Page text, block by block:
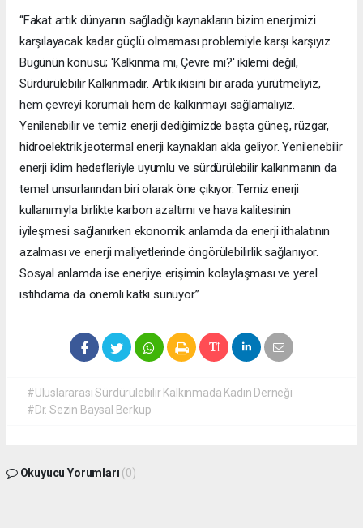
“Fakat artık dünyanın sağladığı kaynakların bizim enerjimizi
karşılayacak kadar güçlü olmaması problemiyle karşı karşıyız.
Bugünün konusu; 'Kalkınma mı, Çevre mi?' ikilemi değil,
Sürdürülebilir Kalkınmadır. Artık ikisini bir arada yürütmeliyiz,
hem çevreyi korumalı hem de kalkınmayı sağlamalıyız.
Yenilenebilir ve temiz enerji dediğimizde başta güneş, rüzgar,
hidroelektrik jeotermal enerji kaynakları akla geliyor. Yenilenebilir
enerji iklim hedefleriyle uyumlu ve sürdürülebilir kalkınmanın da
temel unsurlarından biri olarak öne çıkıyor. Temiz enerji
kullanımıyla birlikte karbon azaltımı ve hava kalitesinin
iyileşmesi sağlanırken ekonomik anlamda da enerji ithalatının
azalması ve enerji maliyetlerinde öngörülebilirlik sağlanıyor.
Sosyal anlamda ise enerjiye erişimin kolaylaşması ve yerel
istihdama da önemli katkı sunuyor”
#Uluslararası Sürdürülebilir Kalkınmada Kadın Derneği
#Dr. Sezin Baysal Berkup
Okuyucu Yorumları (0)